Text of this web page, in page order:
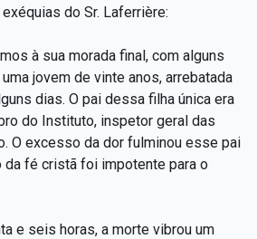
do Sr. Laferrière:
à sua morada final, com alguns
jovem de vinte anos, arrebatada
dias. O pai dessa filha única era
do Instituto, inspetor geral das
O excesso da dor fulminou esse pai
da fé cristã foi impotente para o
e seis horas, a morte vibrou um